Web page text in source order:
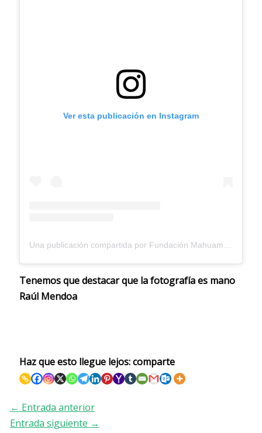
Ver esta publicación en Instagram
Una publicación compartida por Fundación Mahuampi Venezuela | Bogotá (@mahuampi.venezuela)
Tenemos que destacar que la fotografía es mano
Raúl Mendoa
Haz que esto llegue lejos: comparte
← Entrada anterior
Entrada siguiente →